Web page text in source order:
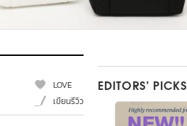
LOVE
เขียนรีวิว
EDITORS’ PICKS